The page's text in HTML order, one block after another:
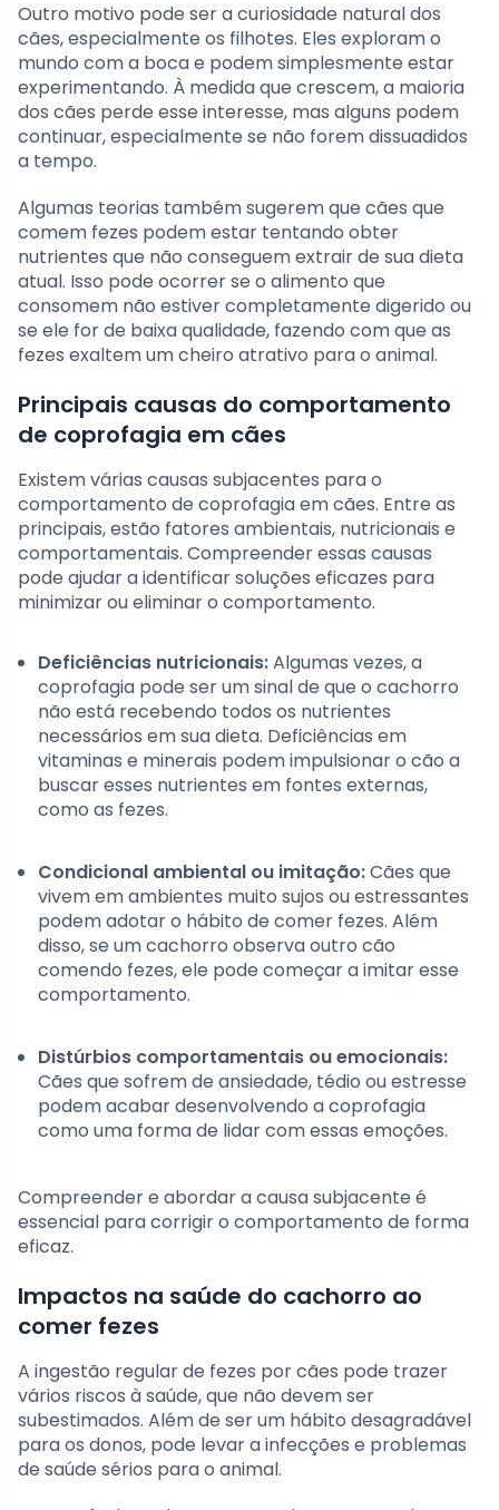
Outro motivo pode ser a curiosidade natural dos
cães, especialmente os filhotes. Eles exploram o
mundo com a boca e podem simplesmente estar
experimentando. À medida que crescem, a maioria
dos cães perde esse interesse, mas alguns podem
continuar, especialmente se não forem dissuadidos
a tempo.
Algumas teorias também sugerem que cães que
comem fezes podem estar tentando obter
nutrientes que não conseguem extrair de sua dieta
atual. Isso pode ocorrer se o alimento que
consomem não estiver completamente digerido ou
se ele for de baixa qualidade, fazendo com que as
fezes exaltem um cheiro atrativo para o animal.
Principais causas do comportamento
de coprofagia em cães
Existem várias causas subjacentes para o
comportamento de coprofagia em cães. Entre as
principais, estão fatores ambientais, nutricionais e
comportamentais. Compreender essas causas
pode ajudar a identificar soluções eficazes para
minimizar ou eliminar o comportamento.
Deficiências nutricionais:Algumas vezes, a
coprofagia pode ser um sinal de que o cachorro
não está recebendo todos os nutrientes
necessários em sua dieta. Deficiências em
vitaminas e minerais podem impulsionar o cão a
buscar esses nutrientes em fontes externas,
como as fezes.
Condicional ambiental ou imitação:Cães que
vivem em ambientes muito sujos ou estressantes
podem adotar o hábito de comer fezes. Além
disso, se um cachorro observa outro cão
comendo fezes, ele pode começar a imitar esse
comportamento.
Distúrbios comportamentais ou emocionais:
Cães que sofrem de ansiedade, tédio ou estresse
podem acabar desenvolvendo a coprofagia
como uma forma de lidar com essas emoções.
Compreender e abordar a causa subjacente é
essencial para corrigir o comportamento de forma
eficaz.
Impactos na saúde do cachorro ao
comer fezes
A ingestão regular de fezes por cães pode trazer
vários riscos à saúde, que não devem ser
subestimados. Além de ser um hábito desagradável
para os donos, pode levar a infecções e problemas
de saúde sérios para o animal.